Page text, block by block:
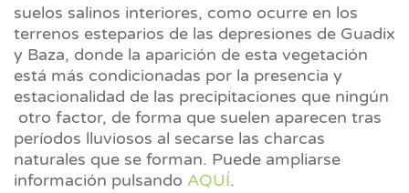
suelos salinos interiores, como ocurre en los
terrenos esteparios de las depresiones de Guadix
y Baza, donde la aparición de esta vegetación
está más condicionadas por la presencia y
estacionalidad de las precipitaciones que ningún
otro factor, de forma que suelen aparecen tras
períodos lluviosos al secarse las charcas
naturales que se forman. Puede ampliarse
información pulsando AQUÍ.